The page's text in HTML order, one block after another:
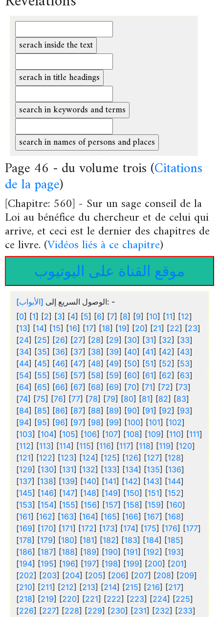
Page 46 - du volume trois (Citations
de la page)
[Chapitre: 560] - Sur un sage conseil de la
Loi au bénéfice du chercheur et de celui qui
arrive, et ceci est le dernier des chapitres de
ce livre. (Vidéos liés à ce chapitre)
موقع القناة على اليوتيوب
الوصول السريع إلى [الأبواب]
: -
[0] [1] [2] [3] [4] [5] [6] [7] [8] [9] [10] [11] [12]
[13] [14] [15] [16] [17] [18] [19] [20] [21] [22] [23]
[24] [25] [26] [27] [28] [29] [30] [31] [32] [33]
[34] [35] [36] [37] [38] [39] [40] [41] [42] [43]
[44] [45] [46] [47] [48] [49] [50] [51] [52] [53]
[54] [55] [56] [57] [58] [59] [60] [61] [62] [63]
[64] [65] [66] [67] [68] [69] [70] [71] [72] [73]
[74] [75] [76] [77] [78] [79] [80] [81] [82] [83]
[84] [85] [86] [87] [88] [89] [90] [91] [92] [93]
[94] [95] [96] [97] [98] [99] [100] [101] [102]
[103] [104] [105] [106] [107] [108] [109] [110] [111]
[112] [113] [114] [115] [116] [117] [118] [119] [120]
[121] [122] [123] [124] [125] [126] [127] [128]
[129] [130] [131] [132] [133] [134] [135] [136]
[137] [138] [139] [140] [141] [142] [143] [144]
[145] [146] [147] [148] [149] [150] [151] [152]
[153] [154] [155] [156] [157] [158] [159] [160]
[161] [162] [163] [164] [165] [166] [167] [168]
[169] [170] [171] [172] [173] [174] [175] [176] [177]
[178] [179] [180] [181] [182] [183] [184] [185]
[186] [187] [188] [189] [190] [191] [192] [193]
[194] [195] [196] [197] [198] [199] [200] [201]
[202] [203] [204] [205] [206] [207] [208] [209]
[210] [211] [212] [213] [214] [215] [216] [217]
[218] [219] [220] [221] [222] [223] [224] [225]
[226] [227] [228] [229] [230] [231] [232] [233]